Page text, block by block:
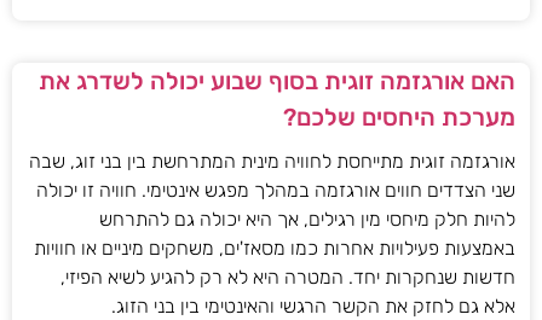
האם אורגזמה זוגית בסוף שבוע יכולה לשדרג את
מערכת היחסים שלכם?
אורגזמה זוגית מתייחסת לחוויה מינית המתרחשת בין בני זוג, שבה
שני הצדדים חווים אורגזמה במהלך מפגש אינטימי. חוויה זו יכולה
להיות חלק מיחסי מין רגילים, אך היא יכולה גם להתרחש
באמצעות פעילויות אחרות כמו מסאז'ים, משחקים מיניים או חוויות
חדשות שנחקרות יחד. המטרה היא לא רק להגיע לשיא הפיזי,
אלא גם לחזק את הקשר הרגשי והאינטימי בין בני הזוג.